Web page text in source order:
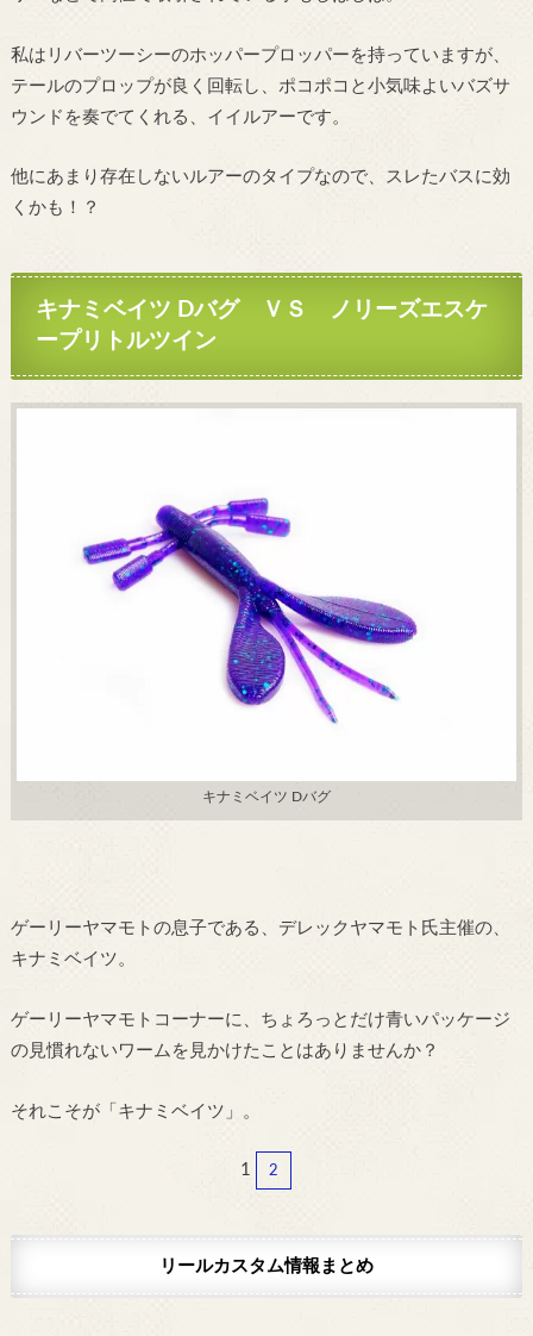
私はリバーツーシーのホッパープロッパーを持っていますが、
テールのプロップが良く回転し、ポコポコと小気味よいバズサ
ウンドを奏でてくれる、イイルアーです。
他にあまり存在しないルアーのタイプなので、スレたバスに効
くかも！？
キナミベイツ Dバグ ＶＳ ノリーズエスケ
ープリトルツイン
キナミベイツ Dバグ
ゲーリーヤマモトの息子である、デレックヤマモト氏主催の、
キナミベイツ。
ゲーリーヤマモトコーナーに、ちょろっとだけ青いパッケージ
の見慣れないワームを見かけたことはありませんか？
それこそが「キナミベイツ」。
1 2
リールカスタム情報まとめ